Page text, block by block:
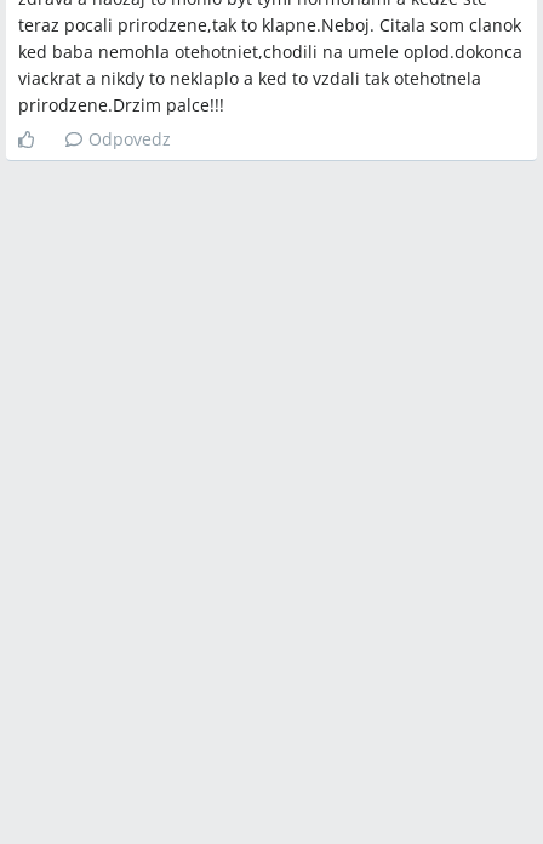
Otvorené otázky
Kedy presne začať liečbu heparínom pri podozrení na
tehotenstva?
teraz pocali prirodzene,tak to klapne.Neboj. Citala som clanok
ked baba nemohla otehotniet,chodili na umele oplod.dokonca
viackrat a nikdy to neklaplo a ked to vzdali tak otehotnela
prirodzene.Drzim palce!!!
Odpovedz